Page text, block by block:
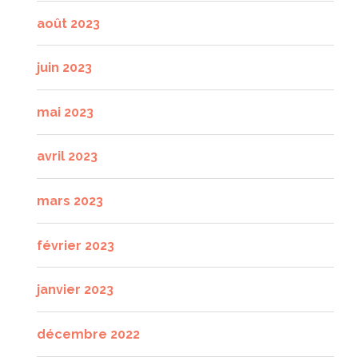
août 2023
juin 2023
mai 2023
avril 2023
mars 2023
février 2023
janvier 2023
décembre 2022